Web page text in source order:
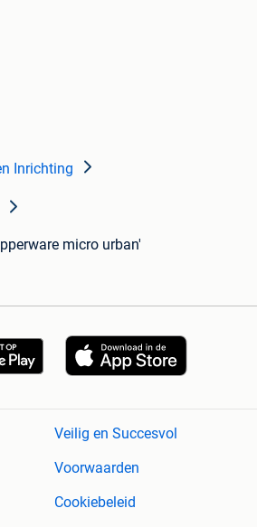
Inrichting
micro urban'
Veilig en Succesvol
Voorwaarden
Cookiebeleid